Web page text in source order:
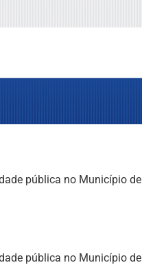
pública no Município de
pública no Município de